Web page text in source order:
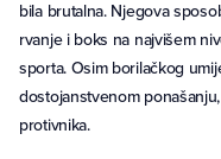
bila brutalna. Njegova
rvanje i boks na najvišem
sporta. Osim borilačkog
dostojanstvenom
protivnika.